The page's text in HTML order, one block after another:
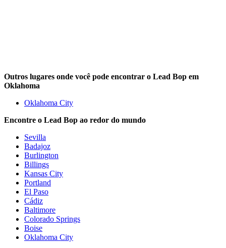
Outros lugares onde você pode encontrar o Lead Bop em
Oklahoma
Oklahoma City
Encontre o Lead Bop ao redor do mundo
Sevilla
Badajoz
Burlington
Billings
Kansas City
Portland
El Paso
Cádiz
Baltimore
Colorado Springs
Boise
Oklahoma City